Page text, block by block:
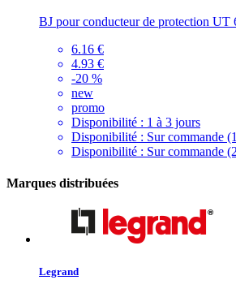
BJ pour conducteur de protection UT
6.16 €
4.93 €
-20 %
new
promo
Disponibilité : 1 à 3 jours
Disponibilité : Sur commande
Disponibilité : Sur commande
Marques distribuées
Legrand